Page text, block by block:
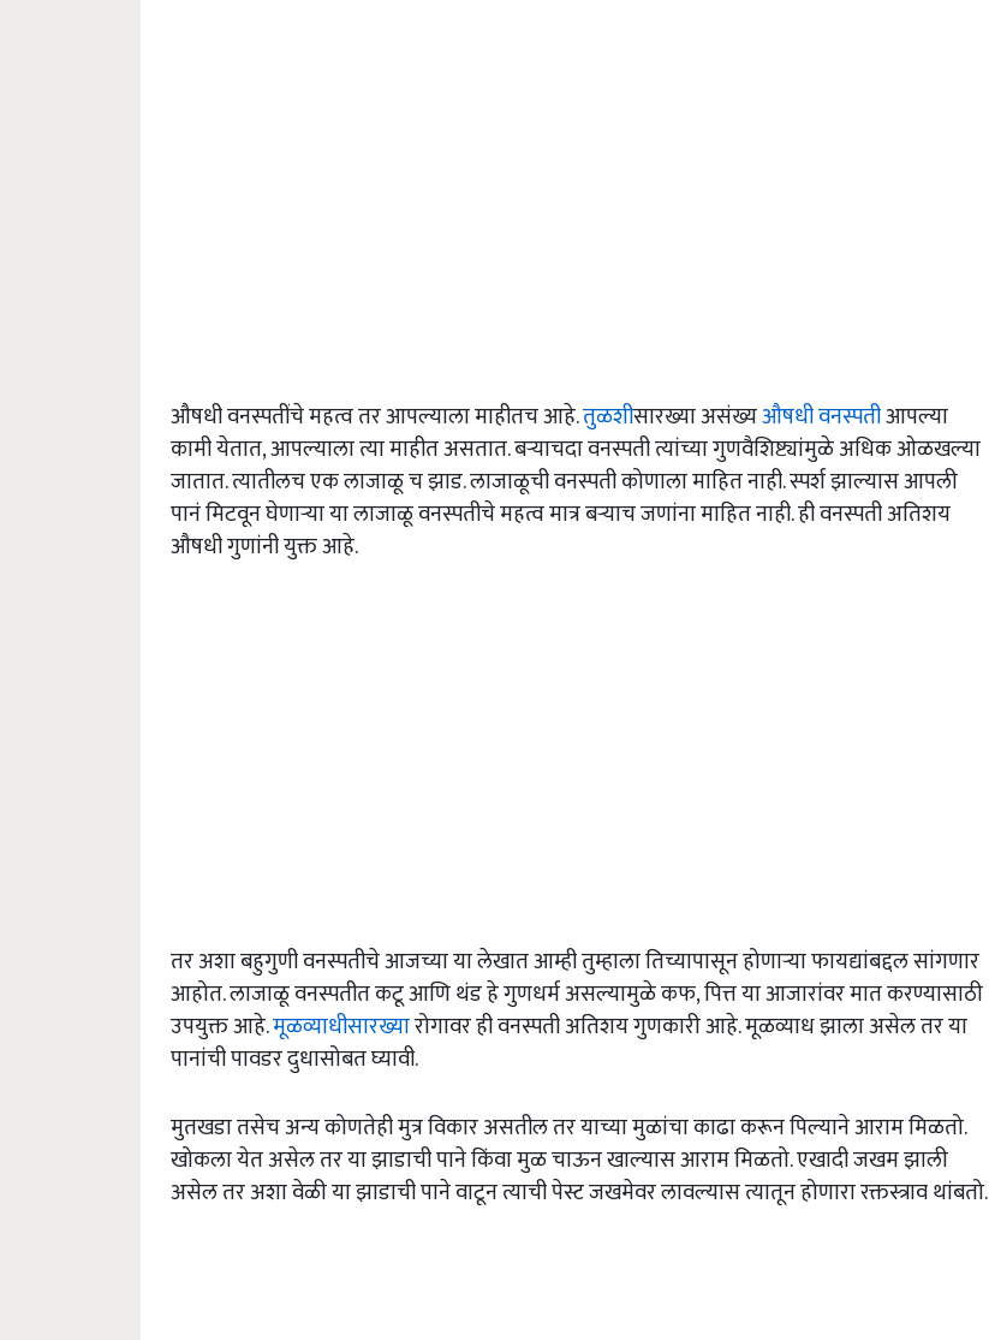
औषधी वनस्पतींचे महत्व तर आपल्याला माहीतच आहे.तुळशीसारख्या असंख्यऔषधी वनस्पतीआपल्या
कामी येतात, आपल्याला त्या माहीत असतात. बऱ्याचदा वनस्पती त्यांच्या गुणवैशिष्ट्यांमुळे अधिक ओळखल्या
जातात. त्यातीलच एक लाजाळू च झाड. लाजाळूची वनस्पती कोणाला माहित नाही. स्पर्श झाल्यास आपली
पानं मिटवून घेणाऱ्या या लाजाळू वनस्पतीचे महत्व मात्र बऱ्याच जणांना माहित नाही. ही वनस्पती अतिशय
औषधी गुणांनी युक्त आहे.
तर अशा बहुगुणी वनस्पतीचे आजच्या या लेखात आम्ही तुम्हाला तिच्यापासून होणाऱ्या फायद्यांबद्दल सांगणार
आहोत. लाजाळू वनस्पतीत कटू आणि थंड हे गुणधर्म असल्यामुळे कफ, पित्त या आजारांवर मात करण्यासाठी
उपयुक्त आहे.मूळव्याधीसारख्यारोगावर ही वनस्पती अतिशय गुणकारी आहे. मूळव्याध झाला असेल तर या
पानांची पावडर दुधासोबत घ्यावी.
मुतखडा तसेच अन्य कोणतेही मुत्र विकार असतील तर याच्या मुळांचा काढा करून पिल्याने आराम मिळतो.
खोकला येत असेल तर या झाडाची पाने किंवा मुळ चाऊन खाल्यास आराम मिळतो. एखादी जखम झाली
असेल तर अशा वेळी या झाडाची पाने वाटून त्याची पेस्ट जखमेवर लावल्यास त्यातून होणारा रक्तस्त्राव थांबतो.